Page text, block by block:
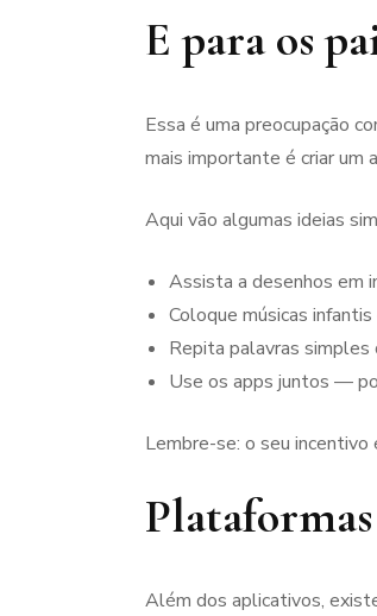
E para os
Essa é uma preocupação
mais importante é criar um
Aqui vão algumas ideias
Assista a desenhos em
Coloque músicas
Repita palavras
Use os apps juntos —
Lembre-se: o seu
Além dos aplicativos,